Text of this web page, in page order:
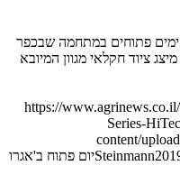
חברת אגרו תמיר 3 ימים פתוחים במתחמה שבכפר
חקלאי מגוון המיובא
https://
Series-
content/
יום פתוח ב'אגרו